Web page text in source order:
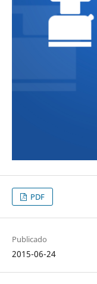
PDF
Publicado
2015-06-24